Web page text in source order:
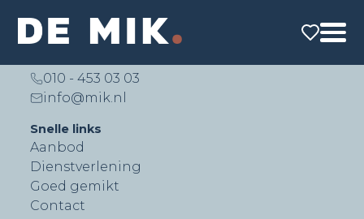
De Mik Real Estate Partners B.V.
Lichtenauerlaan 140 (Brainpark II)
010 - 453 03 03
info@mik.nl
Snelle links
Aanbod
Dienstverlening
Goed gemikt
Contact